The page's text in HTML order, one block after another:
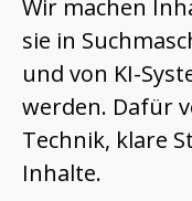
Wir machen
sie in
und von KI-
werden. Dafür
Technik, klare
Inhalte.